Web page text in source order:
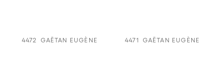
4472 GAËTAN EUGÈNE 4471 GAËTAN EUGÈNE